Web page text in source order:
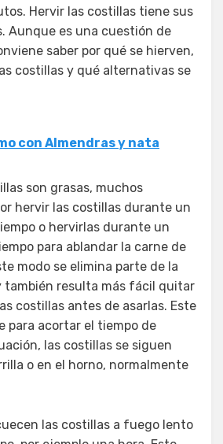
Hervir las costillas tiene sus
Aunque es una cuestión de
saber por qué se hierven,
costillas y qué alternativas se
con Almendras y nata
son grasas, muchos
hervir las costillas durante un
o hervirlas durante un
para ablandar la carne de
modo se elimina parte de la
también resulta más fácil quitar
costillas antes de asarlas. Este
para acortar el tiempo de
las costillas se siguen
o en el horno, normalmente
las costillas a fuego lento